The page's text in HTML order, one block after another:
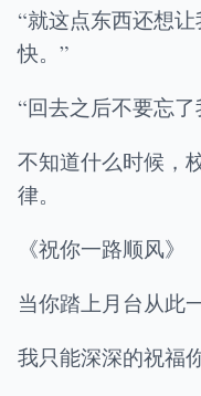
“就这点东西还想
快。”
“回去之后不要忘了
不知道什么时候，
律。
《祝你一路顺风》
当你踏上月台从此
我只能深深的祝福